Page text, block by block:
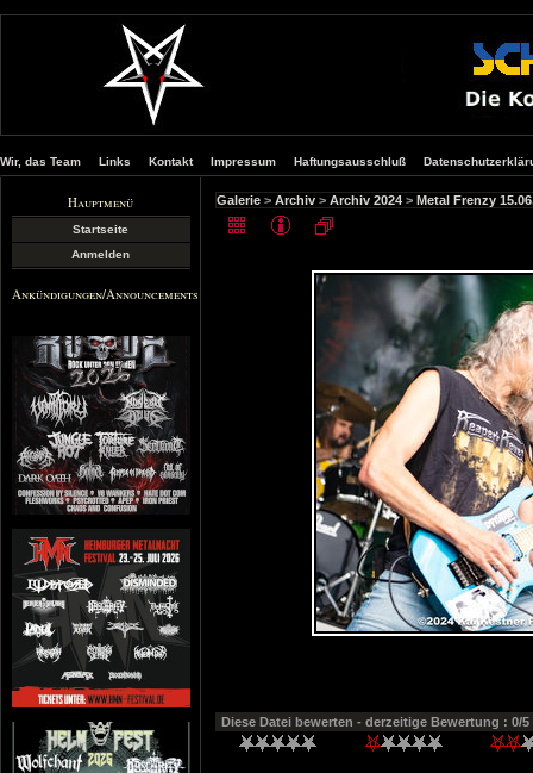
Wir, das Team Links Kontakt Impressum Haftungsausschluß
Hauptmenü
Startseite
Anmelden
Ankündigungen/Announcements
Galerie > Archiv > Archiv 2024 > Metal Frenzy
Diese Datei bewerten - derzeitige Bewertung : 0/